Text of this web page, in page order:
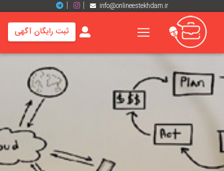
info@onlineestekhdam.ir
خانه
های
شغلی
رزومه
ثبت رایگان آگهی